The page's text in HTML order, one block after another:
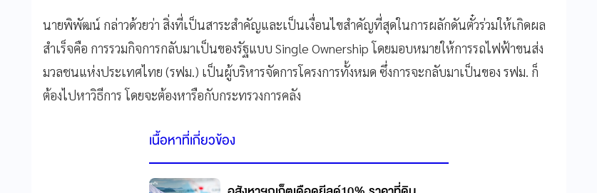
นายพิพัฒน์ กล่าวด้วยว่า สิ่งที่เป็นสาระสำคัญและเป็นเงื่อนไขสำคัญที่สุดในการผลักดันตั๋วร่วมให้เกิดผล
สำเร็จคือ การรวมกิจการกลับมาเป็นของรัฐแบบ Single Ownership โดยมอบหมายให้การรถไฟฟ้าขนส่ง
มวลชนแห่งประเทศไทย (รฟม.) เป็นผู้บริหารจัดการโครงการทั้งหมด ซึ่งการจะกลับมาเป็นของ รฟม. ก็
ต้องไปหาวิธีการ โดยจะต้องหารือกับกระทรวงการคลัง
เนื้อหาที่เกี่ยวข้อง